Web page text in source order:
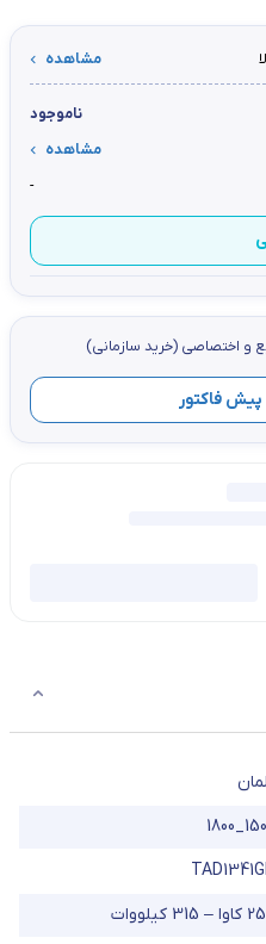
مشاهده
ناموجود
مشاهده
-
و اختصاصي (خرید سازمانی)
فاکتور
315 کیلووات